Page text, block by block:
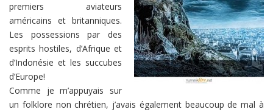
premiers aviateurs
américains et britanniques.
Les possessions par des
esprits hostiles, d’Afrique et
d’Indonésie et les succubes
d’Europe!
Comme je m’appuyais sur
un folklore non chrétien, j’avais également beaucoup de mal à